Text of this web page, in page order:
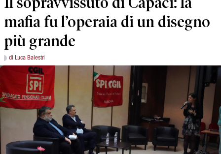
mafia fu l’operaia di un disegno
più grande
di Luca Balestri